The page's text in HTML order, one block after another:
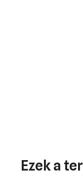
Ezek a